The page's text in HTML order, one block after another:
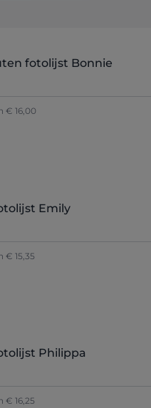
waardering van 5 van 5
fotolijst Bonnie
€ 16,00
waardering van 5 van 5
Emily
€ 15,35
waardering van 4.75 van 5
Philippa
€ 16,25